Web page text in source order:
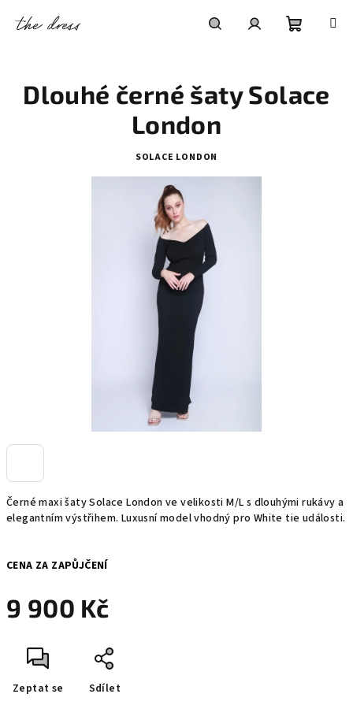
košík
Černé maxi šaty Solace London ve velikosti M/L s dlouhými rukávy a
elegantním výstřihem. Luxusní model vhodný pro White tie události.
9 900 Kč
cena:
CENA ZA ZAPŮJČENÍ
Zeptat se Sdílet
Dlouhé černé šaty Solace
London
SOLACE LONDON